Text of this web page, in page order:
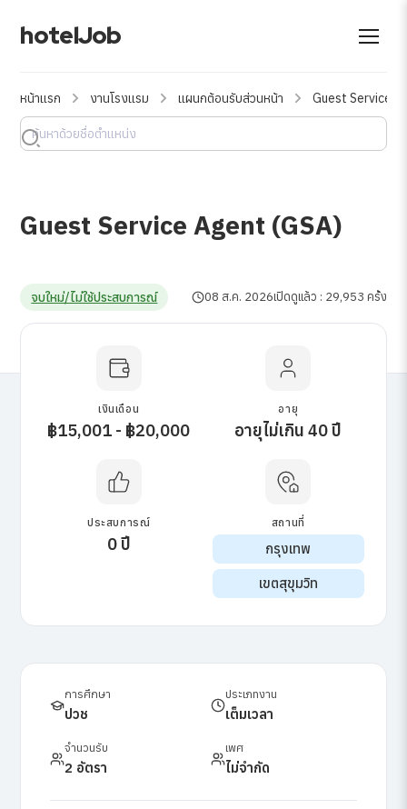
hotelJob
หน้าแรก งานโรงแรม แผนกต้อนรับส่วนหน้า Guest Service
Guest Service Agent (GSA)
จบใหม่/ไม่ใช้ประสบการณ์ 08 ส.ค. 2026เปิดดูแล้ว : 29,953 ครั้ง
เงินเดือน
฿15,001 - ฿20,000
อายุ
อายุไม่เกิน 40 ปี
ประสบการณ์
0 ปี
สถานที่
กรุงเทพ
เขตสุขุมวิท
การศึกษา
ปวช
ประเภทงาน
เต็มเวลา
จำนวนรับ
2 อัตรา
เพศ
ไม่จำกัด